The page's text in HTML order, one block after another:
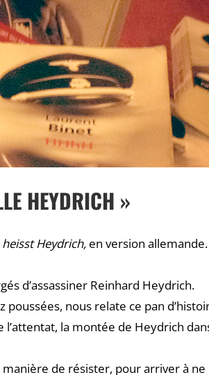
HEYDRICH »
Heydrich, en version allemande.
d’assassiner Reinhard Heydrich.
nous relate ce pan
la montée de Heydrich
de résister, pour arriver à ne